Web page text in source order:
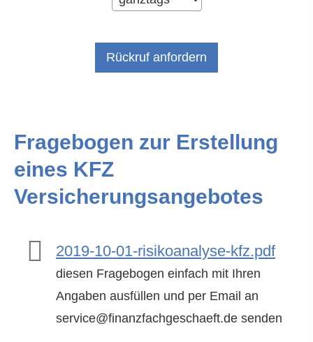
Fragebogen zur Erstellung
eines KFZ
Versicherungsangebotes
2019-10-01-risikoanalyse-kfz.pdf
diesen Fragebogen einfach mit Ihren
Angaben ausfüllen und per Email an
service@finanzfachgeschaeft.de senden